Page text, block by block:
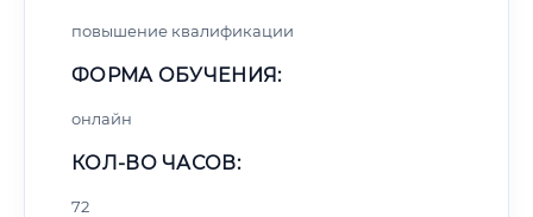
повышение квалификации
ФОРМА ОБУЧЕНИЯ:
онлайн
КОЛ-ВО ЧАСОВ:
72